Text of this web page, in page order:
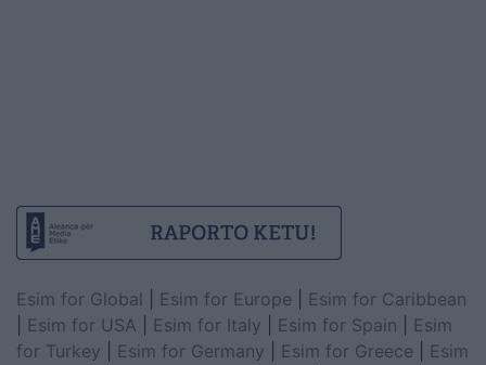
Esim for Global Esim for Europe
Esim for Caribbean
Esim for USA Esim for Italy Esim for Spain
Esim
for Turkey
Esim for Germany Esim for Greece
Esim